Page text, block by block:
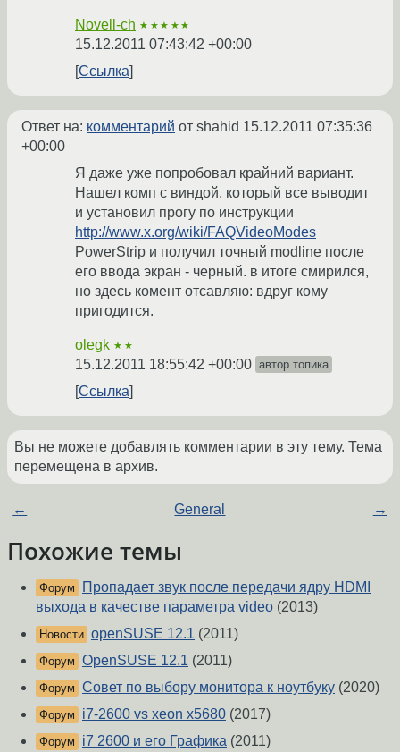
Novell-ch ★★★★★
15.12.2011 07:43:42 +00:00
Ссылка
Ответ на: комментарий от shahid 15.12.2011 07:35:36
+00:00
Я даже уже попробовал крайний вариант.
Нашел комп с виндой, который все выводит
и установил прогу по инструкции
http://www.x.org/wiki/FAQVideoModes
PowerStrip и получил точный modline после
его ввода экран - черный. в итоге смирился,
но здесь комент отсавляю: вдруг кому
пригодится.
olegk ★★
15.12.2011 18:55:42 +00:00 автор топика
Ссылка
Вы не можете добавлять комментарии в эту тему. Тема
перемещена в архив.
← General →
Похожие темы
Форум
Пропадает звук после передачи ядру HDMI
выхода в качестве параметра video (2013)
Новости openSUSE 12.1 (2011)
Форум OpenSUSE 12.1 (2011)
Форум Совет по выбору монитора к ноутбуку (2020)
Форум i7-2600 vs xeon x5680 (2017)
Форум i7 2600 и его Графика (2011)